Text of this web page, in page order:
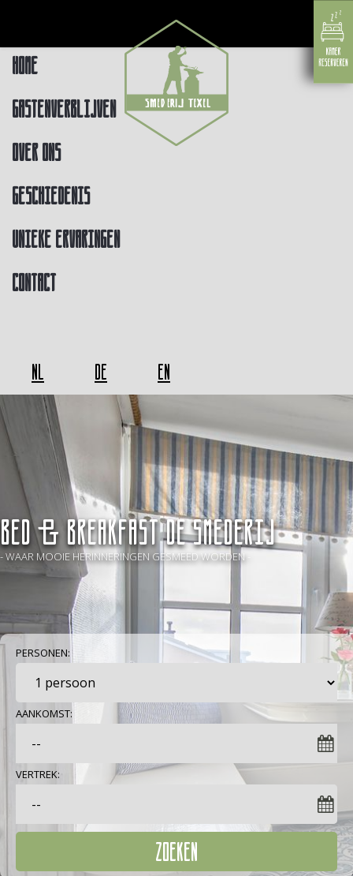
Home
Gastenverblijven
Over ons
Geschiedenis
Unieke ervaringen
Contact
NL DE EN
BED & BREAKFAST De Smederij
- WAAR MOOIE HERINNERINGEN GESMEED WORDEN -
PERSONEN:
AANKOMST:
VERTREK:
ZOEKEN